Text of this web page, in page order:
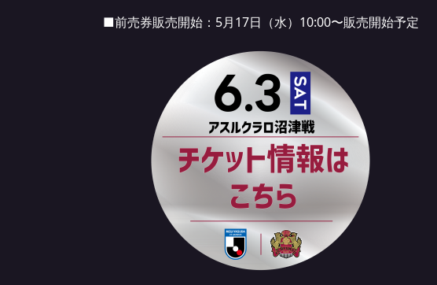
■前売券販売開始：5月17日（水）10:00〜販売開始予定